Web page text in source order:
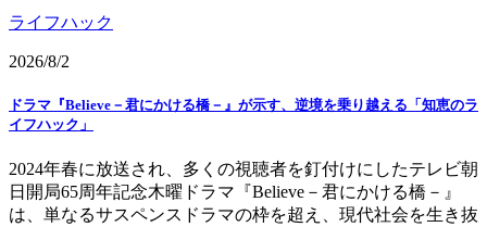
ライフハック
2026/8/2
ドラマ『Believe－君にかける橋－』が示す、逆境を乗り越える「知恵のラ
イフハック」
2024年春に放送され、多くの視聴者を釘付けにしたテレビ朝
日開局65周年記念木曜ドラマ『Believe－君にかける橋－』
は、単なるサスペンスドラマの枠を超え、現代社会を生き抜